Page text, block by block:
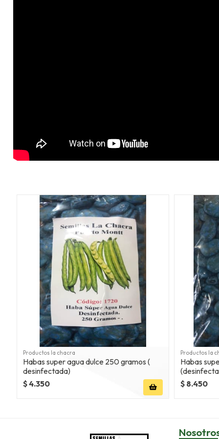
Productos la chacra
Habas super agua dulce 250 gramos (
desinfectada)
$ 4.350
Productos la
Habas super
$ 8.450